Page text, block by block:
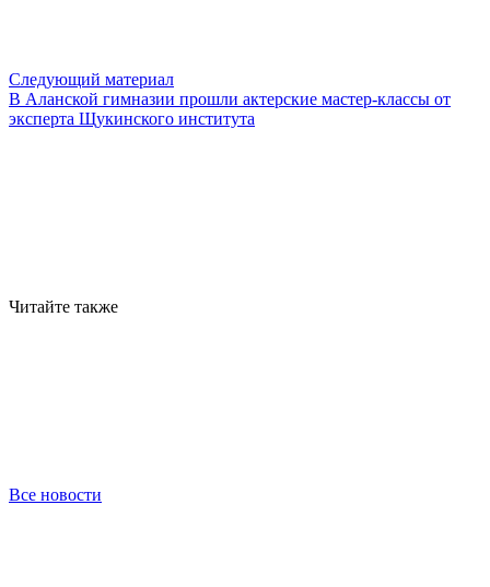
Следующий материал
В Аланской гимназии прошли актерские мастер-классы от
эксперта Щукинского института
Читайте также
Все новости